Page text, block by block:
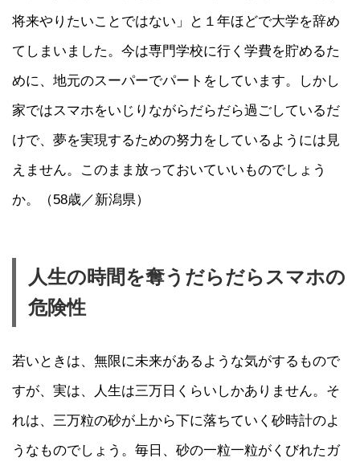
将来やりたいことではない」と１年ほどで大学を辞め
てしまいました。今は専門学校に行く学費を貯めるた
めに、地元のスーパーでパートをしています。しかし
家ではスマホをいじりながらだらだら過ごしているだ
けで、夢を実現するための努力をしているようには見
えません。このまま放っておいていいものでしょう
か。（58歳／新潟県）
人生の時間を奪うだらだらスマホの
危険性
若いときは、無限に未来があるような気がするもので
すが、実は、人生は三万日くらいしかありません。そ
れは、三万粒の砂が上から下に落ちていく砂時計のよ
うなものでしょう。毎日、砂の一粒一粒がくびれたガ